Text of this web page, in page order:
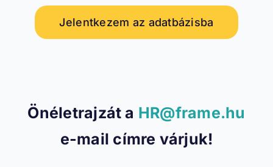
Jelentkezem az adatbázisba
Önéletrajzát a HR@frame.hu
e-mail címre várjuk!